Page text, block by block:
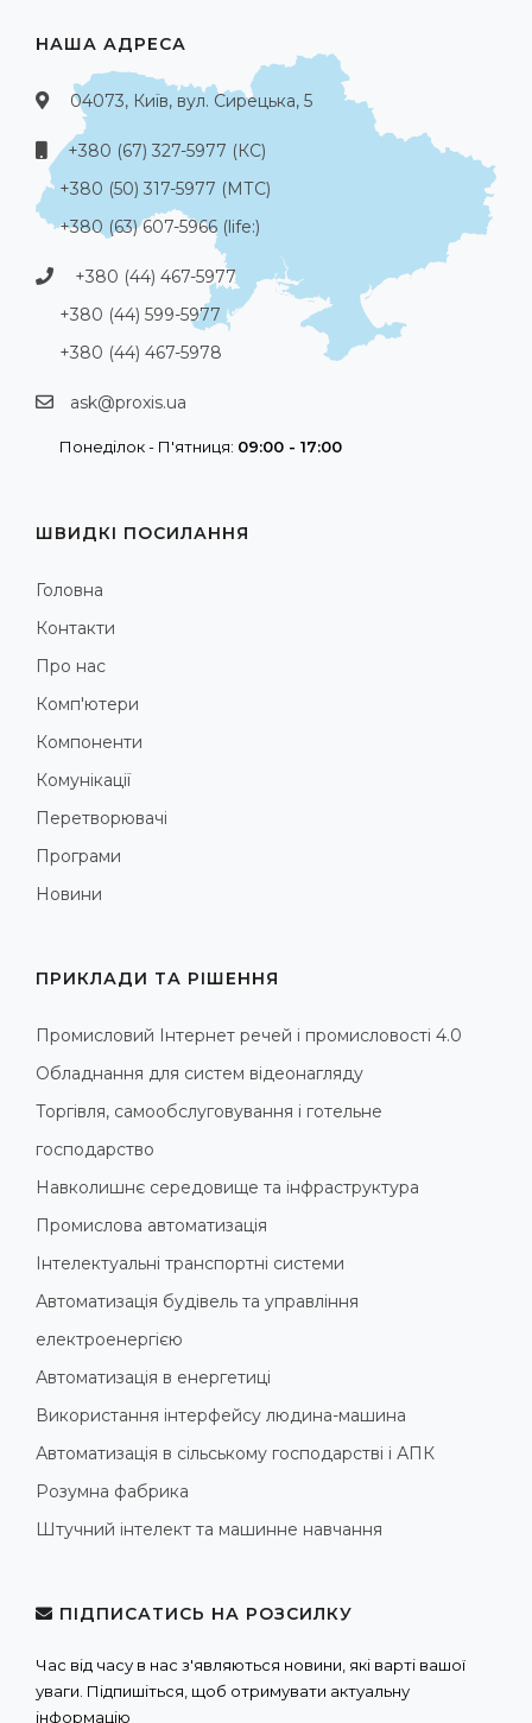
НАША АДРЕСА
04073, Київ, вул. Сирецька, 5
+380 (67) 327-5977 (КС)
+380 (50) 317-5977 (МТС)
+380 (63) 607-5966 (life:)
+380 (44) 467-5977
+380 (44) 599-5977
+380 (44) 467-5978
ask@proxis.ua
Понеділок - П'ятниця: 09:00 - 17:00
ШВИДКІ ПОСИЛАННЯ
Головна
Контакти
Про нас
Комп'ютери
Компоненти
Комунікації
Перетворювачі
Програми
Новини
ПРИКЛАДИ ТА РІШЕННЯ
Промисловий Інтернет речей і промисловості 4.0
Обладнання для систем відеонагляду
Торгівля, самообслуговування і готельне
господарство
Навколишнє середовище та інфраструктура
Промислова автоматизація
Інтелектуальні транспортні системи
Автоматизація будівель та управління
електроенергією
Автоматизація в енергетиці
Використання інтерфейсу людина-машина
Автоматизація в сільському господарстві і АПК
Розумна фабрика
Штучний інтелект та машинне навчання
ПІДПИСАТИСЬ НА РОЗСИЛКУ
Час від часу в нас з'являються новини, які варті вашої
уваги. Підпишіться, щоб отримувати актуальну
інформацію